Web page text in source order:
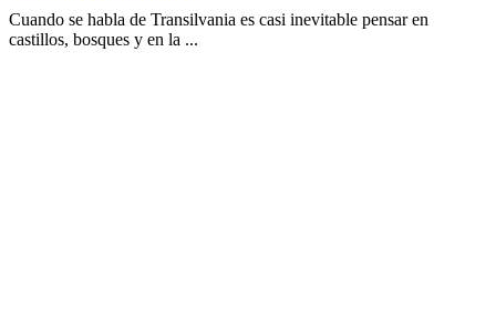
Cuando se habla de Transilvania es casi inevitable pensar en
castillos, bosques y en la ...